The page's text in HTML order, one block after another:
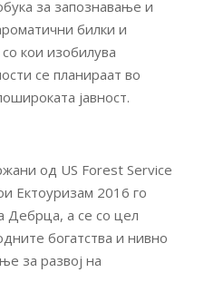
за запознавање и
билки и
кои изобилува
се планираат во
јавност.
од US Forest Service
Ектоуризам 2016 го
Дебрца, а се со цел
богатства и нивно
за развој на